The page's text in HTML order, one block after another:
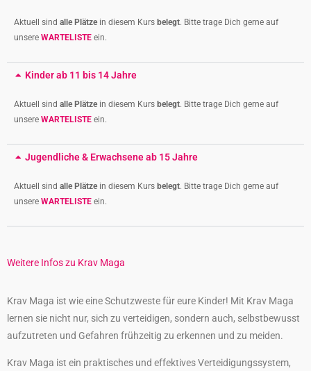
Aktuell sind alle Plätzein diesem Kurs belegt. Bitte trage Dich gerne auf
unsere WARTELISTE ein.
Kinder ab 11 bis 14 Jahre
Aktuell sind alle Plätzein diesem Kurs belegt. Bitte trage Dich gerne auf
unsere WARTELISTE ein.
Jugendliche & Erwachsene ab 15 Jahre
Aktuell sind alle Plätzein diesem Kurs belegt. Bitte trage Dich gerne auf
unsere WARTELISTE ein.
Weitere Infos zu Krav Maga
Krav Maga ist wie eine Schutzweste für eure Kinder! Mit Krav Maga
lernen sie nicht nur, sich zu verteidigen, sondern auch, selbstbewusst
aufzutreten und Gefahren frühzeitig zu erkennen und zu meiden.
Krav Maga ist ein praktisches und effektives Verteidigungssystem,